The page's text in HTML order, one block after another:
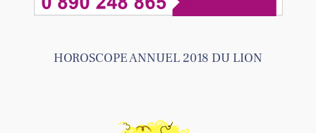
HOROSCOPE ANNUEL 2018 DU LION